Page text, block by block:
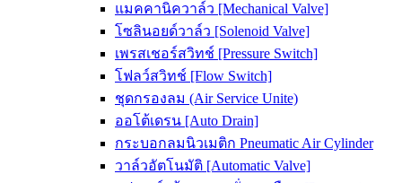
แมคคานิควาล์ว [Mechanical Valve]
โซลินอยด์วาล์ว [Solenoid Valve]
เพรสเชอร์สวิทช์ [Pressure Switch]
โฟลว์สวิทช์ [Flow Switch]
ชุดกรองลม (Air Service Unite)
ออโต้เดรน [Auto Drain]
กระบอกลมนิวเมติก Pneumatic Air Cylinder
วาล์วอัตโนมัติ [Automatic Valve]